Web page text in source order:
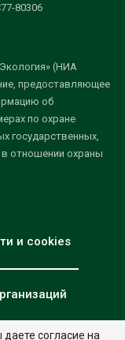
80306
(НИА
предоставляющее
об
по охране
государственных,
в отношении охраны
и cookies
согласие на